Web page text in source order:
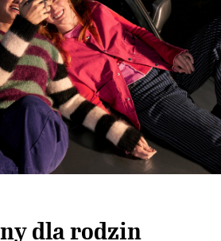
dla rodzin